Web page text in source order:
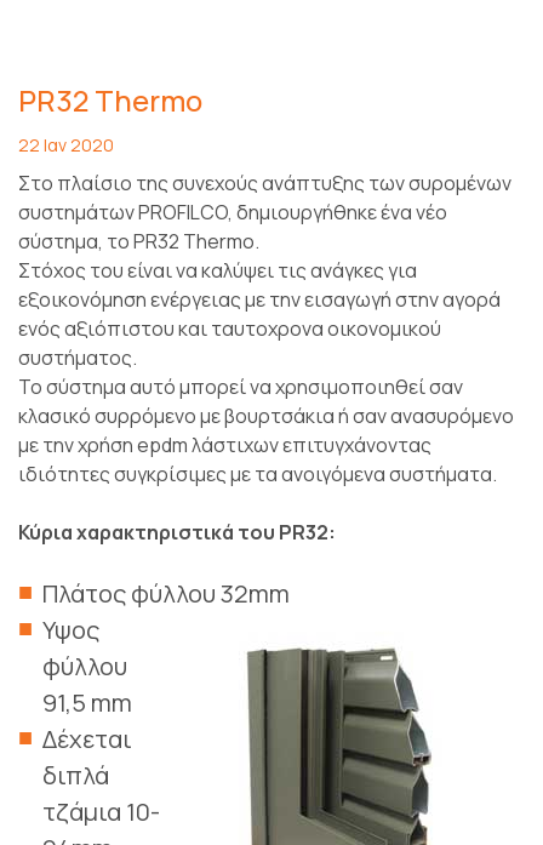
PR32 Thermo
22 Ιαν 2020
Στο πλαίσιο της συνεχούς ανάπτυξης των συρομένων
συστημάτων PROFILCO, δημιουργήθηκε ένα νέο
σύστημα, το PR32 Thermo.
Στόχος του είναι να καλύψει τις ανάγκες για
εξοικονόμηση ενέργειας με την εισαγωγή στην αγορά
ενός αξιόπιστου και ταυτοχρονα οικονομικού
συστήματος.
Το σύστημα αυτό μπορεί να χρησιμοποιηθεί σαν
κλασικό συρρόμενο με βουρτσάκια ή σαν ανασυρόμενο
με την χρήση epdm λάστιχων επιτυγχάνοντας
ιδιότητες συγκρίσιμες με τα ανοιγόμενα συστήματα.
Κύρια χαρακτηριστικά του PR32:
Πλάτος φύλλου 32mm
Υψος
φύλλου
91,5 mm
Δέχεται
διπλά
τζάμια 10-